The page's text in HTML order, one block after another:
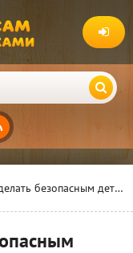
детский столик на автокресло